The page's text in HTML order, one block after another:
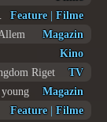
Feature| Filme
Magazin
Kino
Riget
TV
Magazin
Feature| Filme